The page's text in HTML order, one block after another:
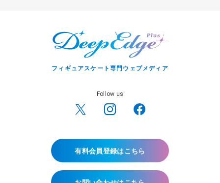
フィギュアスケート専門ウェブメディア
Follow us
有料会員登録はこちら